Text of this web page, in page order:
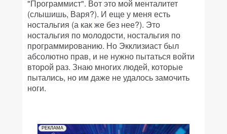
"Программист". Вот это мой менталитет
(слышишь, Варя?). И еще у меня есть
ностальгия (а как же без нее?). Это
ностальгия по молодости, ностальгия по
программированию. Но Экклизиаст был
абсолютно прав, и не нужно пытаться войти
второй раз. Знаю многих людей, которые
пытались, но им даже не удалось замочить
ноги.
РЕКЛАМА